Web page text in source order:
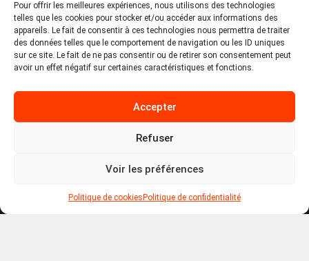
Pour offrir les meilleures expériences, nous utilisons des technologies
telles que les cookies pour stocker et/ou accéder aux informations des
appareils. Le fait de consentir à ces technologies nous permettra de traiter
des données telles que le comportement de navigation ou les ID uniques
sur ce site. Le fait de ne pas consentir ou de retirer son consentement peut
avoir un effet négatif sur certaines caractéristiques et fonctions.
Accepter
Refuser
Voir les préférences
Politique de cookies Politique de confidentialité
contact@logiciels-etiquettes.com
09 71 37 25 93
Politique de cookies